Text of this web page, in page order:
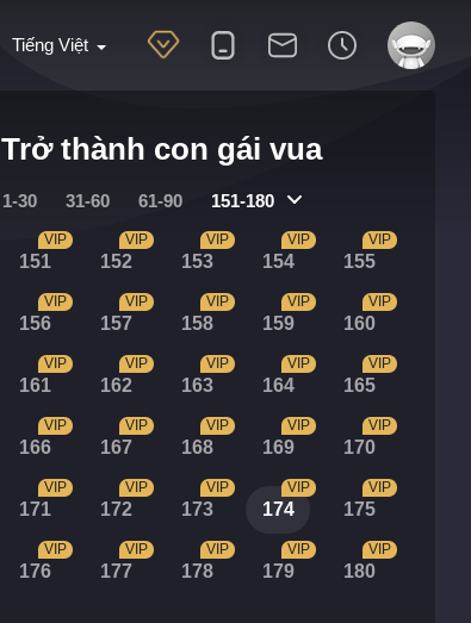
Tiếng Việt
Trở thành con gái vua
1-30 31-60 61-90 151-180
151
VIP
152
VIP
153
VIP
154
VIP
155
VIP
156
VIP
157
VIP
158
VIP
159
VIP
160
VIP
161
VIP
162
VIP
163
VIP
164
VIP
165
VIP
166
VIP
167
VIP
168
VIP
169
VIP
170
VIP
171
VIP
172
VIP
173
VIP
174
VIP
175
VIP
176
VIP
177
VIP
178
VIP
179
VIP
180
VIP